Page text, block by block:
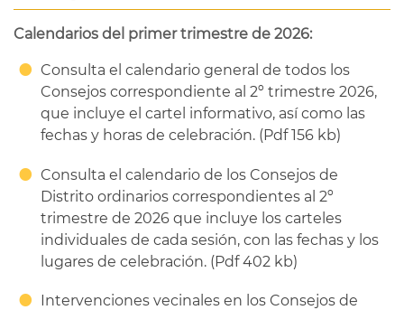
Calendarios del primer trimestre de 2026:
Consulta el calendario general de todos los
Consejos correspondiente al 2º trimestre 2026,
que incluye el cartel informativo, así como las
fechas y horas de celebración. (Pdf 156 kb)
Consulta el calendario de los Consejos de
Distrito ordinarios correspondientes al 2º
trimestre de 2026 que incluye los carteles
individuales de cada sesión, con las fechas y los
lugares de celebración. (Pdf 402 kb)
Intervenciones vecinales en los Consejos de